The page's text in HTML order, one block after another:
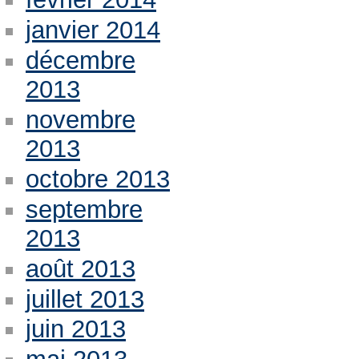
janvier 2014
décembre
2013
novembre
2013
octobre 2013
septembre
2013
août 2013
juillet 2013
juin 2013